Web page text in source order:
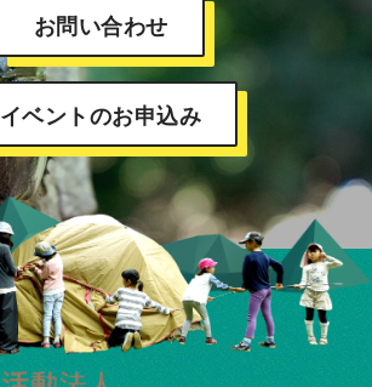
お問い合わせ
イベントのお申込み